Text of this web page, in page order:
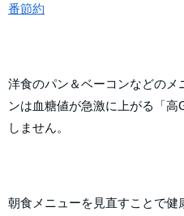
番節約
洋食のパン＆ベーコンなどの
ンは血糖値が急激に上がる「
しません。
朝食メニューを見直すことで健